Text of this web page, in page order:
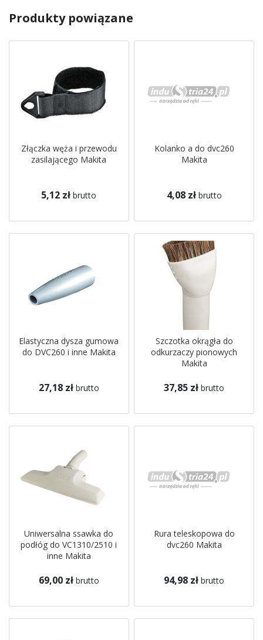
Produkty powiązane
Złączka węża i przewodu
zasilającego Makita
5,12 zł brutto
Kolanko a do dvc260
Makita
4,08 zł brutto
Elastyczna dysza gumowa
do DVC260 i inne Makita
27,18 zł brutto
Szczotka okrągła do
odkurzaczy pionowych
Makita
37,85 zł brutto
Uniwersalna ssawka do
podłóg do VC1310/2510 i
inne Makita
69,00 zł brutto
Rura teleskopowa do
dvc260 Makita
94,98 zł brutto